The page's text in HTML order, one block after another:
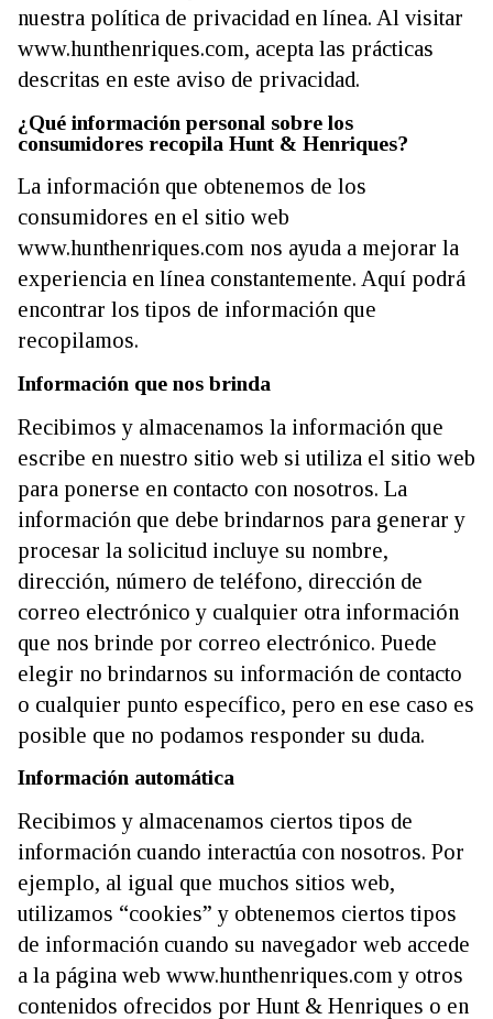
nuestra política de privacidad en línea. Al visitar
www.hunthenriques.com, acepta las prácticas
descritas en este aviso de privacidad.
¿Qué información personal sobre los
consumidores recopila Hunt & Henriques?
La información que obtenemos de los
consumidores en el sitio web
www.hunthenriques.com nos ayuda a mejorar la
experiencia en línea constantemente. Aquí podrá
encontrar los tipos de información que
recopilamos.
Información que nos brinda
Recibimos y almacenamos la información que
escribe en nuestro sitio web si utiliza el sitio web
para ponerse en contacto con nosotros. La
información que debe brindarnos para generar y
procesar la solicitud incluye su nombre,
dirección, número de teléfono, dirección de
correo electrónico y cualquier otra información
que nos brinde por correo electrónico. Puede
elegir no brindarnos su información de contacto
o cualquier punto específico, pero en ese caso es
posible que no podamos responder su duda.
Información automática
Recibimos y almacenamos ciertos tipos de
información cuando interactúa con nosotros. Por
ejemplo, al igual que muchos sitios web,
utilizamos “cookies” y obtenemos ciertos tipos
de información cuando su navegador web accede
a la página web www.hunthenriques.com y otros
contenidos ofrecidos por Hunt & Henriques o en